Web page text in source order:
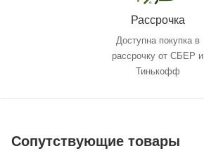
Рассрочка
Доступна покупка в
рассрочку от СБЕР и
Тинькофф
Сопутствующие товары